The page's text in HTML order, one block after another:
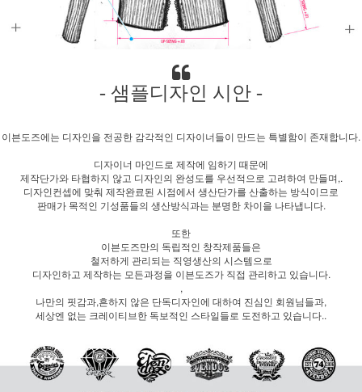
- 샘플디자인 시안 -
이븐도즈에는 디자인을 전공한 감각적인 디자이너들이 만드는 특별함이 존재합니다.
디자이너 마인드로 제작에 임하기 때문에
제작단가와 타협하지 않고 디자인의 완성도를 우선적으로 고려하여 만들며,.
디자인컨셉에 맞춰 제작완료된 시점에서 생산단가를 산출하는 방식이므로
판매가 목적인 기성품들의 생산방식과는 분명한 차이을 나타냅니다.
또한
이븐도즈만의 독립적인 창작제품들은
철저하게 관리되는 직영생산의 시스템으로
디자인하고 제작하는 모든과정을 이븐도즈가 직접 관리하고 있습니다.
,
나만의 핏감과,흔하지 않은 단독디자인에 대하여 진심인 회원님들과,
세상엔 없는 크레이티브한 독보적인 스타일들로 도전하고 있습니다..